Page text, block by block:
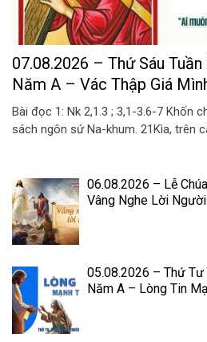
07.08.2026 – Thứ Sáu
Năm A – Vác Thập Giá
Bài đọc 1: Nk 2,1.3 ; 3,1-3.6-7 Khốn
sách ngôn sứ Na-khum. 21Kìa, trên
06.08.2026 – Lễ
Vâng Nghe Lời
05.08.2026 – Thứ Tư
Năm A – Lòng Tin